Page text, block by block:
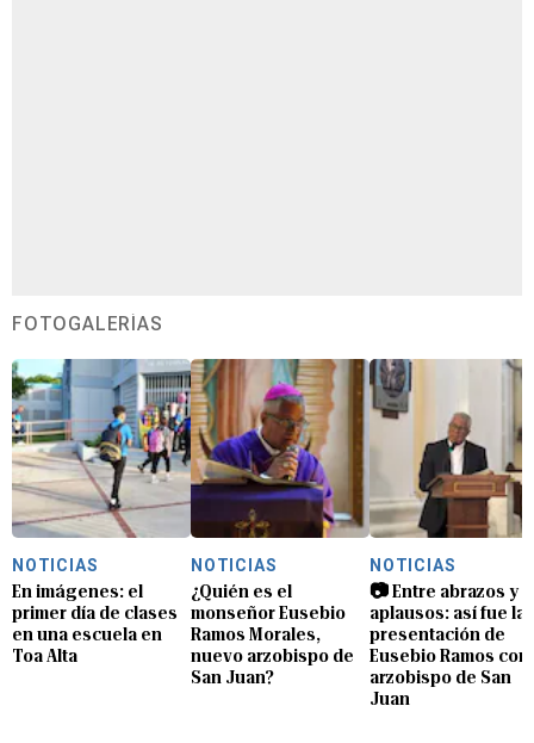
FOTOGALERÍAS
NOTICIAS
En imágenes: el
primer día de clases
en una escuela en
Toa Alta
NOTICIAS
¿Quién es el
monseñor Eusebio
Ramos Morales,
nuevo arzobispo de
San Juan?
NOTICIAS
📷 Entre abrazos y
aplausos: así fue la
presentación de
Eusebio Ramos
arzobispo de San
Juan